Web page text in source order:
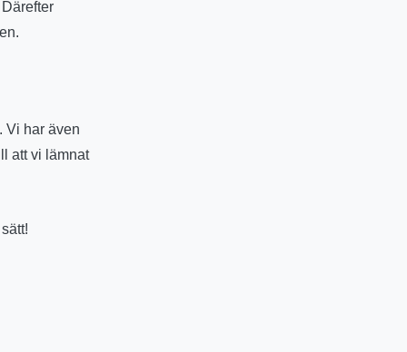
Vi har även
att vi lämnat